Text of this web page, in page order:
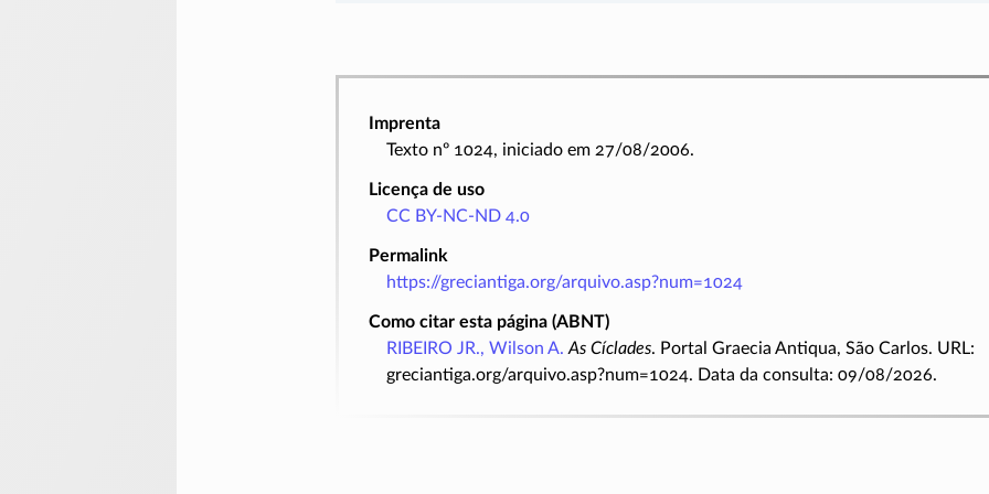
Imprenta
Texto nº 1024, iniciado em 27/08/2006.
Licença de uso
CC BY-NC-ND 4.0
Permalink
https://greciantiga.org/arquivo.asp?num=1024
Como citar esta página (ABNT)
RIBEIRO JR., Wilson A. As Cíclades. Portal Graecia Antiqua, São Carlos. URL:
greciantiga.org/arquivo.asp?num=1024. Data da consulta: 09/08/2026.